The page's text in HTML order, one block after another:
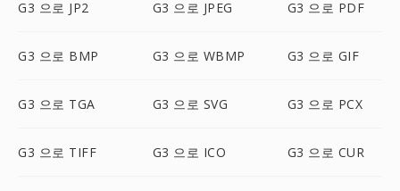
G3 으로 JP2 G3 으로 JPEG G3 으로 PDF
G3 으로 BMP G3 으로 WBMP G3 으로 GIF
G3 으로 TGA G3 으로 SVG G3 으로 PCX
G3 으로 TIFF G3 으로 ICO G3 으로 CUR